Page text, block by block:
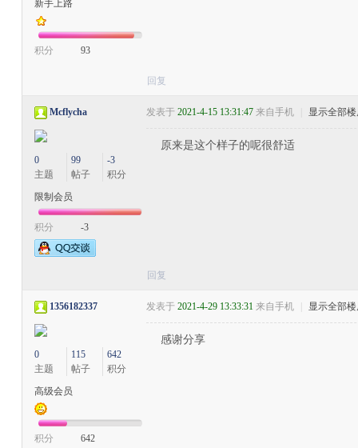
新手上路
积分 93
回复
Mcflycha
0
主题
99
帖子
-3
积分
限制会员
积分 -3
发表于 2021-4-15 13:31:47 来自手机 显示全部
原来是这个样子的呢很舒适
回复
1356182337
0
主题
115
帖子
642
积分
高级会员
积分 642
发表于 2021-4-29 13:33:31 来自手机 显示全部
感谢分享